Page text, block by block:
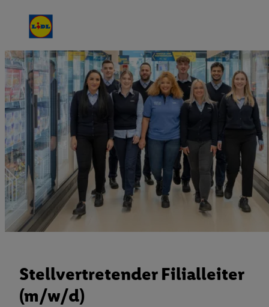
Stellvertretender Filialleiter
(m/w/d)